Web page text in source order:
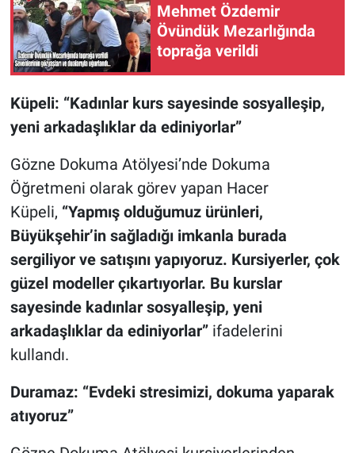
Mehmet Özdemir
Övündük Mezarlığında
toprağa verildi
Küpeli: “Kadınlar kurs sayesinde sosyalleşip,
yeni arkadaşlıklar da ediniyorlar”
Gözne Dokuma Atölyesi’nde Dokuma
Öğretmeni olarak görev yapan Hacer
Küpeli, “Yapmış olduğumuz ürünleri,
Büyükşehir’in sağladığı imkanla burada
sergiliyor ve satışını yapıyoruz. Kursiyerler, çok
güzel modeller çıkartıyorlar. Bu kurslar
sayesinde kadınlar sosyalleşip, yeni
arkadaşlıklar da ediniyorlar” ifadelerini
kullandı.
Duramaz: “Evdeki stresimizi, dokuma yaparak
atıyoruz”